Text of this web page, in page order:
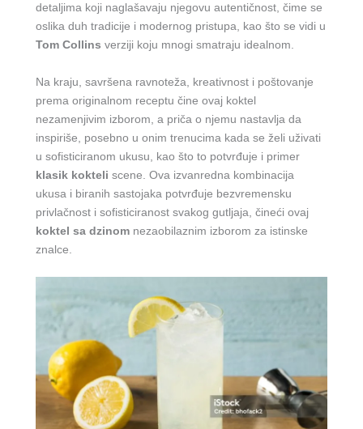
detaljima koji naglašavaju njegovu autentičnost, čime se
oslika duh tradicije i modernog pristupa, kao što se vidi u
Tom Collins verziji koju mnogi smatraju idealnom.
Na kraju, savršena ravnoteža, kreativnost i poštovanje
prema originalnom receptu čine ovaj koktel
nezamenjivim izborom, a priča o njemu nastavlja da
inspiriše, posebno u onim trenucima kada se želi uživati
u sofisticiranom ukusu, kao što to potvrđuje i primer
klasik kokteli scene. Ova izvanredna kombinacija
ukusa i biranih sastojaka potvrđuje bezvremensku
privlačnost i sofisticiranost svakog gutljaja, čineći ovaj
koktel sa dzinom nezaobilaznim izborom za istinske
znalce.